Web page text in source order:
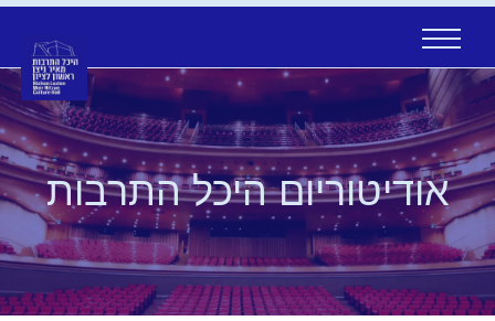
Skip
to
content
אודיטוריום היכל התרבות